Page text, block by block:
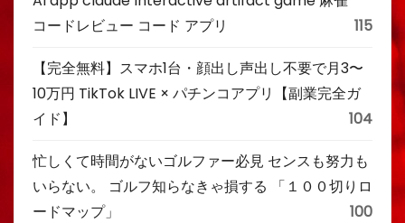
コードレビュー コード アプリ
115
【完全無料】スマホ1台・顔出し声出し不要で月3〜
10万円 TikTok LIVE × パチンコアプリ【副業完全ガ
イド】
104
忙しくて時間がないゴルファー必見 センスも努力も
いらない。 ゴルフ知らなきゃ損する 「１００切りロ
ードマップ」
100